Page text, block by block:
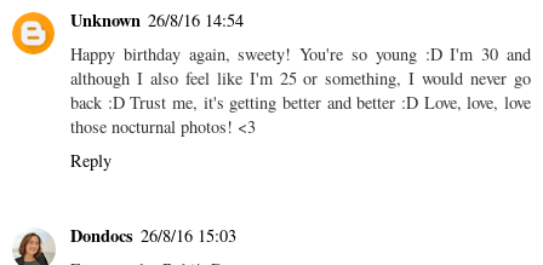
Unknown 26/8/16 14:54
Happy birthday again, sweety! You're so young :D I'm 30 and
although I also feel like I'm 25 or something, I would never go
back :D Trust me, it's getting better and better :D Love, love, love
those nocturnal photos! <3
Reply
Dondocs 26/8/16 15:03